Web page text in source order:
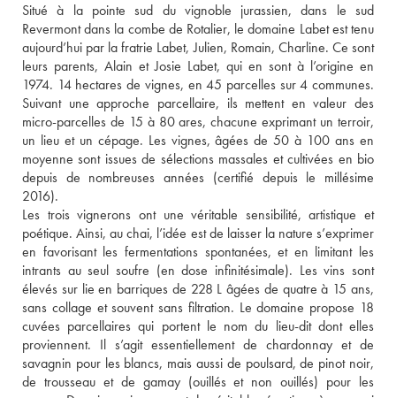
Situé à la pointe sud du vignoble jurassien, dans le sud
Revermont dans la combe de Rotalier, le domaine Labet est tenu
aujourd’hui par la fratrie Labet, Julien, Romain, Charline. Ce sont
leurs parents, Alain et Josie Labet, qui en sont à l’origine en
1974. 14 hectares de vignes, en 45 parcelles sur 4 communes.
Suivant une approche parcellaire, ils mettent en valeur des
micro-parcelles de 15 à 80 ares, chacune exprimant un terroir,
un lieu et un cépage. Les vignes, âgées de 50 à 100 ans en
moyenne sont issues de sélections massales et cultivées en bio
depuis de nombreuses années (certifié depuis le millésime
2016).
Les trois vignerons ont une véritable sensibilité, artistique et
poétique. Ainsi, au chai, l’idée est de laisser la nature s’exprimer
en favorisant les fermentations spontanées, et en limitant les
intrants au seul soufre (en dose infinitésimale). Les vins sont
élevés sur lie en barriques de 228 L âgées de quatre à 15 ans,
sans collage et souvent sans filtration. Le domaine propose 18
cuvées parcellaires qui portent le nom du lieu-dit dont elles
proviennent. Il s’agit essentiellement de chardonnay et de
savagnin pour les blancs, mais aussi de poulsard, de pinot noir,
de trousseau et de gamay (ouillés et non ouillés) pour les